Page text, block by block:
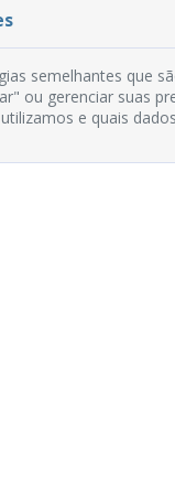
semelhantes que
ou gerenciar suas
e quais